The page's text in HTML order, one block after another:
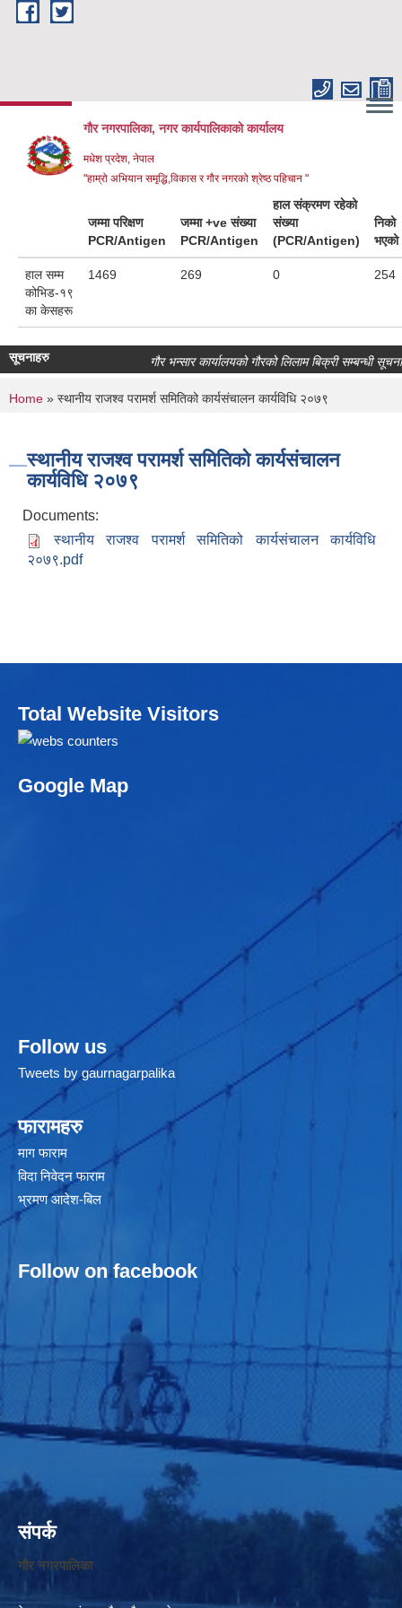
Skip to main content
गौर नगरपालिका, नगर कार्यपालिकाकाे कार्यालय
मधेश प्रदेश, नेपाल
"हाम्रो अभियान समृद्धि,विकास र गौर नगरको श्रेष्ठ पहिचान "
जम्मा परिक्षण
PCR/Antigen
जम्मा +ve संख्या
PCR/Antigen
हाल संक्रमण रहेको
संख्या
(PCR/Antigen)
निको
भएको
हाल सम्म
कोभिड-१९
का केसहरू
1469 269 0 254
सूचनाहरु गौर भन्सार कार्यालयको गौरको लिलाम बिक्री सम्बन्धी सूचना।
You are here
Home » स्थानीय राजश्व परामर्श समितिको कार्यसंचालन कार्यविधि २०७९
स्थानीय राजश्व परामर्श समितिको कार्यसंचालन
कार्यविधि २०७९
Documents:
स्थानीय राजश्व परामर्श समितिको कार्यसंचालन कार्यविधि
२०७९.pdf
Total Website Visitors
Google Map
Follow us
Tweets by gaurnagarpalika
फारामहरु
माग फाराम
विदा निवेदन फाराम
भ्रमण आदेश-बिल
Follow on facebook
संपर्क
गौर नगरपालिका